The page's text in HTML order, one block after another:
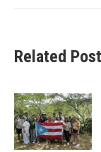
Related